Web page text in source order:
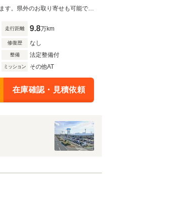
お客様が安心してカーライフをお楽しみいただけるよう社員一同心を込めてサポートいたします。県外のお取り寄せも可能です！是非お気軽にご相談ください。
走行距離 9.8万km
修復歴 なし
整備 法定整備付
ミッション その他AT
在庫確認・見積依頼